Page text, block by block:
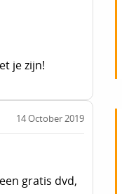
je zijn!
14 October 2019
gratis dvd,